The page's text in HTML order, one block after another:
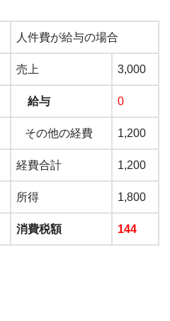
人件費が給与の場合
売上 3,000
給与 0
その他の経費 1,200
経費合計 1,200
所得 1,800
消費税額 144